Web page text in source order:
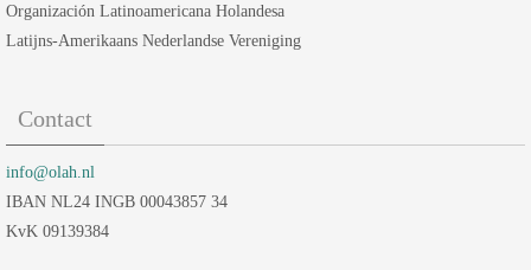
Organización Latinoamericana Holandesa
Latijns-Amerikaans Nederlandse Vereniging
Contact
info@olah.nl
IBAN NL24 INGB 00043857 34
KvK 09139384